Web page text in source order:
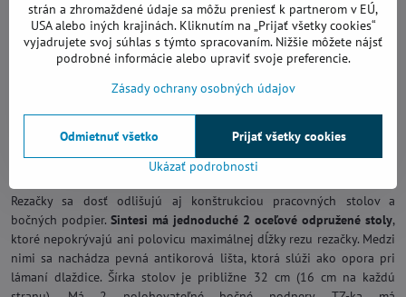
5. Odpružené stoly a bočné podpery
Rezačky sa dosť odlišujú aj konštrukciou pracovných stolov a
bočných podpier. Sintesi má jednoduché 2 oceľové odpružené stoly,
ktoré nepokrývajú ani polovicu maximálnej dĺžky rezu rezačky. Medzi
nimi sa nachádza pevná antikorová lišta, ktorá slúži ako opora pri
lámaní dlaždice. Šírka stolov je približne 32 cm (16 cm na každú
strán a zhromaždené údaje sa môžu preniesť k partnerom v EÚ,
USA alebo iných krajinách. Kliknutím na „Prijať všetky cookies“
vyjadrujete svoj súhlas s týmto spracovaním. Nižšie môžete nájsť
podrobné informácie alebo upraviť svoje preferencie.
Zásady ochrany osobných údajov
Ukázať podrobnosti
Prijať všetky cookies
Odmietnuť všetko